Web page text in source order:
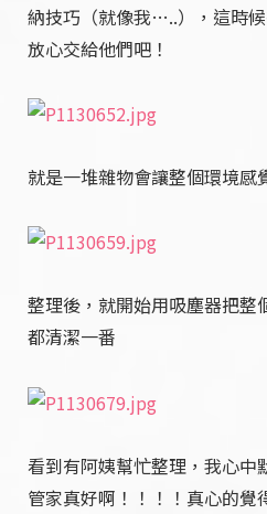
納技巧（就像我…..），這時
放心交給他們吧！
就是一堆雜物會讓整個環境感
整理後，就開始用吸塵器把整
都清潔一番
看到有阿姨幫忙整理，我心
管家真好啊！！！！ 真心的覺